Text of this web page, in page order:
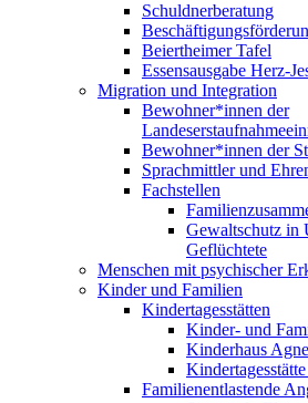
Schuldnerberatung
Beiertheimer Tafel
Essensausgabe Herz-
Migration und Integration
Bewohner*innen der
Bewohner*innen der
Sprachmittler und
Fachstellen
Gewaltschutz in
Geflüchtete
Menschen mit psychischer
Kinder und Familien
Kindertagesstätten
Kinder- und
Kinderhaus
Familienentlastende